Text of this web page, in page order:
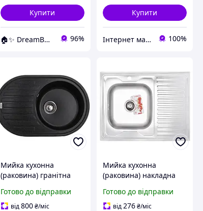
Купити
🏠✨ DreamBuy ✨🏠 96%
Купити
Інтернет магазин "Аквасторія" 100%
Мийка кухонна
(раковина) гранітна
Графіт 765х495, врізна
прямокутна з сифоном
Готово до відправки
від800 ₴/міс
Мийка кухонна
(раковина) накладна
з нержавійки 800х600 з
сифоном (Micro Decor)
Готово до відправки
від 276₴/міс